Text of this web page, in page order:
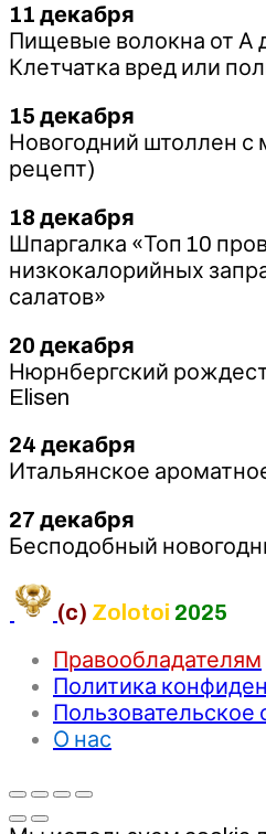
11 декабря
Пищевые волокна от А
Клетчатка вред или
15 декабря
Новогодний штоллен
рецепт)
18 декабря
Шпаргалка «Топ 10
низкокалорийных
салатов»
20 декабря
Нюрнбергский
Elisen
24 декабря
Итальянское
27 декабря
Бесподобный
(c) Zolotoi 2025
Правообладателям
Политика
Пользовательское
О нас